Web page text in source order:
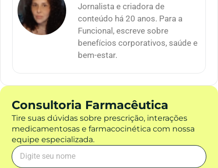
Jornalista e criadora de
conteúdo há 20 anos. Para a
Funcional, escreve sobre
benefícios corporativos, saúde e
bem-estar.
Consultoria Farmacêutica
Tire suas dúvidas sobre prescrição, interações
medicamentosas e farmacocinética com nossa
equipe especializada.